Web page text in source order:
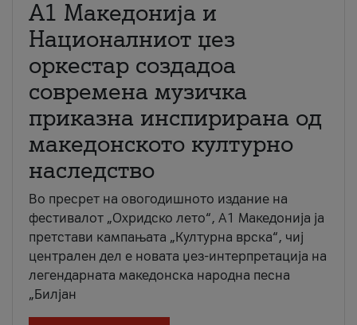
А1 Македонија и
Националниот џез
оркестар создадоа
современа музичка
приказна инспирирана од
македонското културно
наследство
Во пресрет на овогодишното издание на
фестивалот „Охридско лето“, А1 Македонија ја
претстави кампањата „Културна врска“, чиј
централен дел е новата џез-интерпретација на
легендарната македонска народна песна
„Билјан